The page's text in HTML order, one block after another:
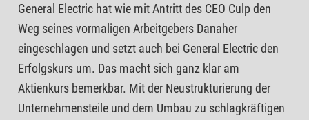
General Electric hat wie mit Antritt des CEO Culp den
Weg seines vormaligen Arbeitgebers Danaher
eingeschlagen und setzt auch bei General Electric den
Erfolgskurs um. Das macht sich ganz klar am
Aktienkurs bemerkbar. Mit der Neustrukturierung der
Unternehmensteile und dem Umbau zu schlagkräftigen